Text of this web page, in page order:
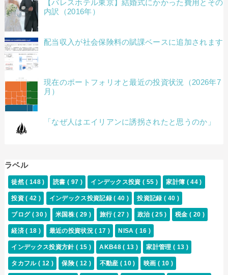
【パレスホテル東京】結婚式にかかった費用とその
内訳（2016年）
配当収入が社会保険料の賦課ベースに追加されます
現在のポートフォリオと最近の投資状況（2026年7
月）
「なぜ人はエイリアンに誘拐されたと思うのか」
ラベル
徒然( 148 ) 読書 ( 97 ) インデックス投資( 55 ) 家計簿 ( 44 )
投資( 42 ) インデックス投資記録( 40 ) 投資記録( 40 )
ブログ ( 30 ) 米国株( 29 ) 旅行( 27 ) 政治 ( 25 ) 税金 ( 20 )
経済( 18 ) 最近の投資状況( 17 ) NISA( 16 )
インデックス投資方針 ( 15 ) AKB48( 13 ) 家計管理( 13 )
タカフル( 12 ) 保険( 12 ) 不動産 ( 10 ) 映画( 10 )